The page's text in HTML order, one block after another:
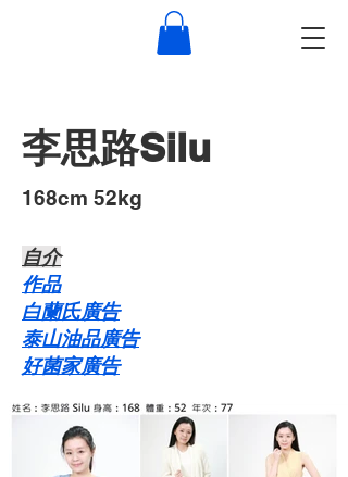
李思路Silu
168cm 52kg
自介​
作品
白蘭氏廣告
泰山油品廣告
好菌家廣告